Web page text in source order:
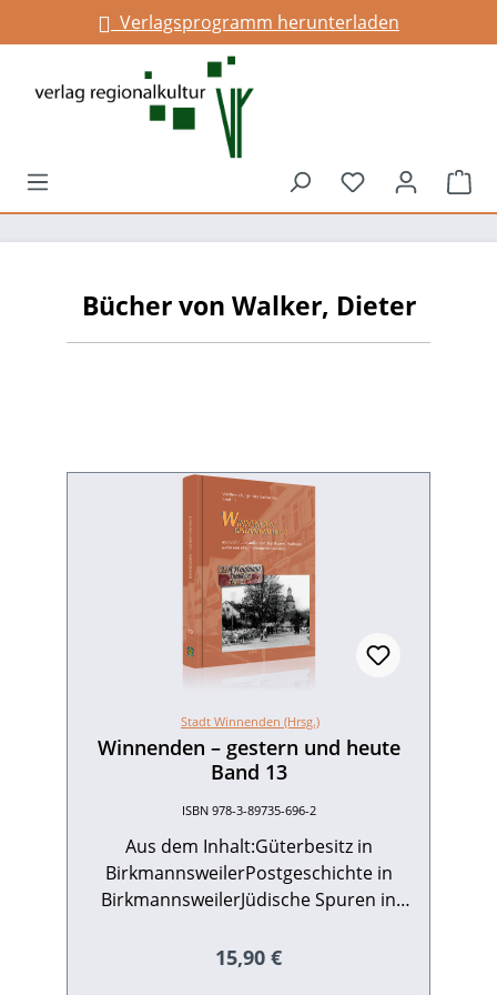
springenVerlagsprogramm herunterladen
Du hast 0
Bücher von Walker, Dieter
Stadt Winnenden (Hrsg.)
Winnenden – gestern und heute
Band 13
ISBN 978-3-89735-696-2
Aus dem Inhalt:Güterbesitz in
BirkmannsweilerPostgeschichte in
BirkmannsweilerJüdische Spuren in
Winnender Viehhändlerfamilien
Regulärer Preis:
15,90 €